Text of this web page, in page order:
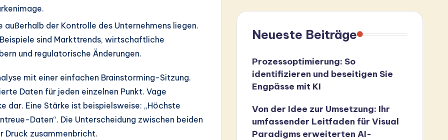
außerhalb der Kontrolle des Unternehmens liegen.
sind Markttrends, wirtschaftliche
und regulatorische Änderungen.
mit einer einfachen Brainstorming-Sitzung.
Daten für jeden einzelnen Punkt. Vage
dar. Eine Stärke ist beispielsweise: „Höchste
Daten“. Die Unterscheidung zwischen beiden
Druck zusammenbricht.
Neueste Beiträge
Prozessoptimierung: So
identifizieren und beseitigen Sie
Engpässe mit KI
Von der Idee zur Umsetzung: Ihr
umfassender Leitfaden für Visual
Paradigms erweiterten AI-